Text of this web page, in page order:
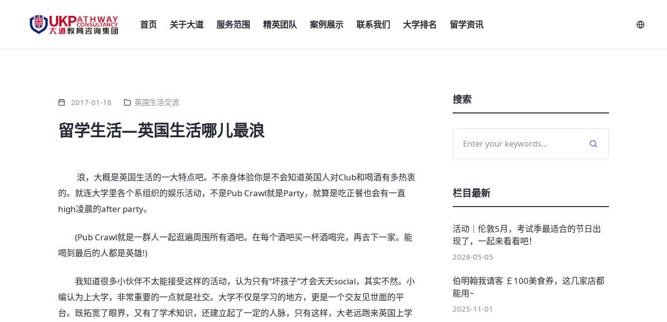
首页 关于大道 服务范围 精英团队 案例展示 联系我们 大学排名 留学资讯
2017-01-18 英国生活交流
留学生活—英国生活哪儿最浪
浪，大概是英国生活的一大特点吧。不亲身体验你是不会知道英国人对Club和喝酒有多热衷
的。就连大学里各个系组织的娱乐活动，不是Pub Crawl就是Party，就算是吃正餐也会有一直
high凌晨的after party。
(Pub Crawl就是一群人一起逛遍周围所有酒吧。在每个酒吧买一杯酒喝完，再去下一家。能
喝到最后的人都是英雄!)
我知道很多小伙伴不太能接受这样的活动，认为只有“坏孩子”才会天天social，其实不然。小
编认为上大学，非常重要的一点就是社交。大学不仅是学习的地方，更是一个交友见世面的平
台。既拓宽了眼界，又有了学术知识，还建立起了一定的人脉，只有这样，大老远跑来英国上学
搜索
栏目最新
活动｜伦敦5月，考试季最适合的节日出
现了，一起来看看吧！
2026-05-05
伯明翰我请客 ￡100美食券，这几家店都
能用~
2025-11-01